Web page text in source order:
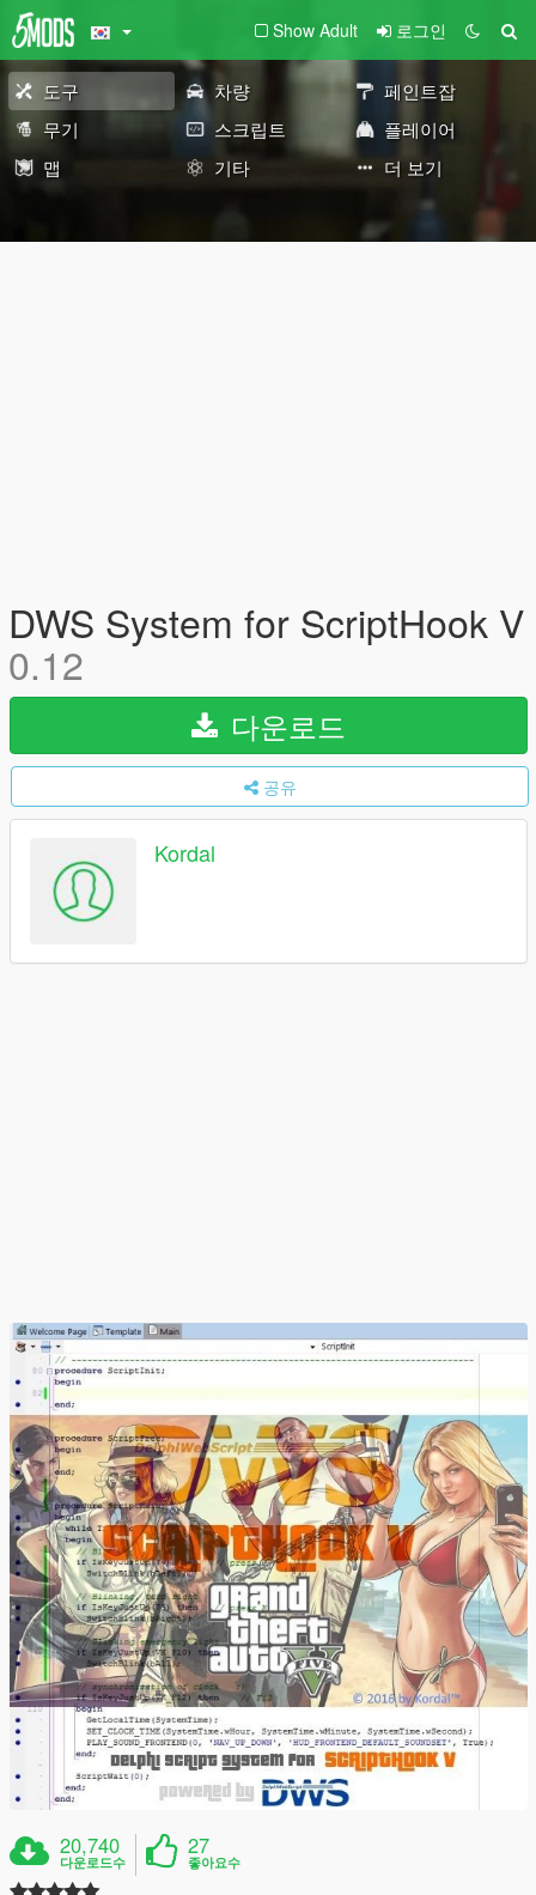
Show Adult 로그인
도구 차량
페인트잡
무기
스크립트
플레이어
맵
기타 더 보기
DWS System for ScriptHook V
0.12
다운로드
공유
Kordal
20,740
다운로드수
27
좋아요수